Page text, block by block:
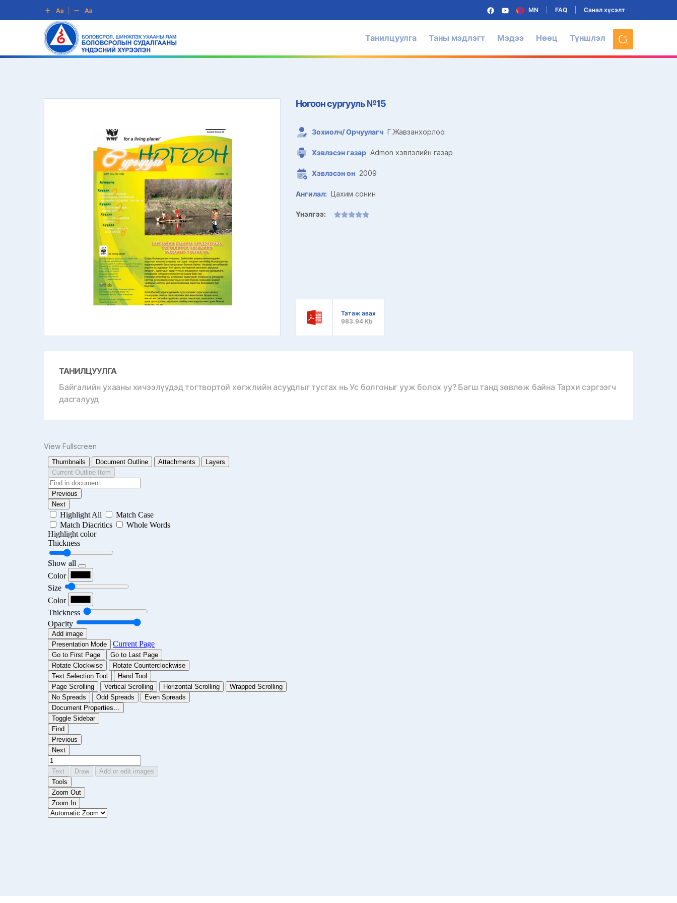
MN FAQ Санал хүсэлт
Танилцуулга Таны мэдлэгт Мэдээ Нөөц Түншлэл
Ногоон сургууль №15
Зохиолч/ Орчуулагч Г.Жавзанхорлоо
Хэвлэсэн газар Admon хэвлэлийн газар
Хэвлэсэн он 2009
Ангилал: Цахим сонин
Үнэлгээ:
Татаж авах
983.94 Kb
ТАНИЛЦУУЛГА
Байгалийн ухааны хичээлүүдэд тогтвортой хөгжлийн асуудлыг тусгах нь Ус болгоныг ууж болох уу? Багш танд зөвлөж байна Тархи сэргээгч
дасгалууд
View Fullscreen